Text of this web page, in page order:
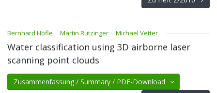
Bernhard Höfle Martin Rutzinger Michael Vetter
Water classification using 3D airborne laser
scanning point clouds
Zusammenfassung / Summary / PDF-Download